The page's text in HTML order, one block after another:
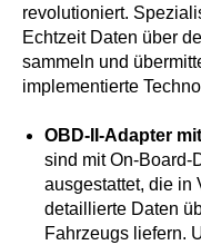
revolutioniert.
Echtzeit Daten über
sammeln und
implementierte
OBD-II-Adapter
sind mit On-Board-
ausgestattet, die in
detaillierte Daten
Fahrzeugs liefern.